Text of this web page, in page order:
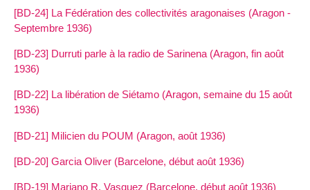
[BD-24] La Fédération des collectivités aragonaises (Aragon -
Septembre 1936)
[BD-23] Durruti parle à la radio de Sarinena (Aragon, fin août
1936)
[BD-22] La libération de Siétamo (Aragon, semaine du 15 août
1936)
[BD-21] Milicien du POUM (Aragon, août 1936)
[BD-20] Garcia Oliver (Barcelone, début août 1936)
[BD-19] Mariano R. Vasquez (Barcelone, début août 1936)